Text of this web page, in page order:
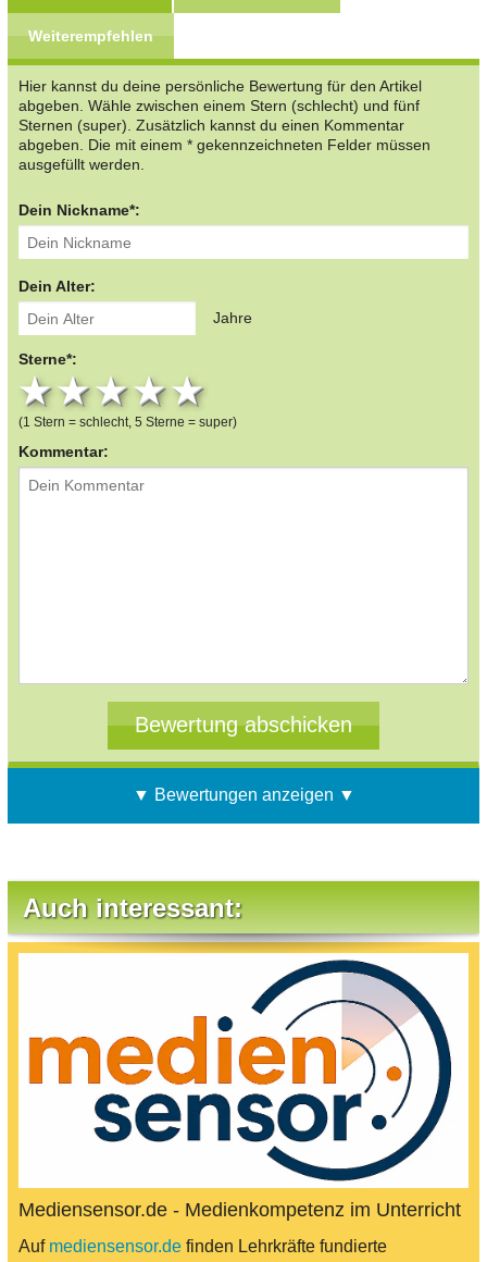
Weiterempfehlen
Hier kannst du deine persönliche Bewertung für den Artikel
abgeben. Wähle zwischen einem Stern (schlecht) und fünf
Sternen (super). Zusätzlich kannst du einen Kommentar
abgeben. Die mit einem * gekennzeichneten Felder müssen
ausgefüllt werden.
Dein Nickname*:
Dein Alter:
Jahre
Sterne*:
4 stars
3 stars
2 stars
1 star
(1 Stern = schlecht, 5 Sterne = super)
Kommentar:
▼ Bewertungen anzeigen ▼
Auch interessant:
Mediensensor.de - Medienkompetenz im Unterricht
Auf mediensensor.de finden Lehrkräfte fundierte